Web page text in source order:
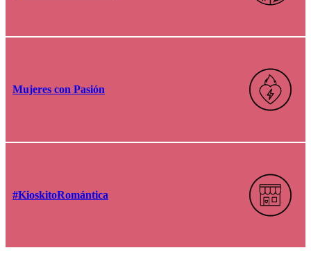
Mujeres con Pasión
#KioskitoRomántica